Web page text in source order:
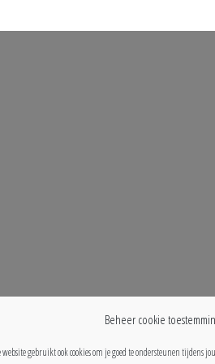
Beheer cookie
website gebruikt ook cookies om je goed te ondersteunen tijdens